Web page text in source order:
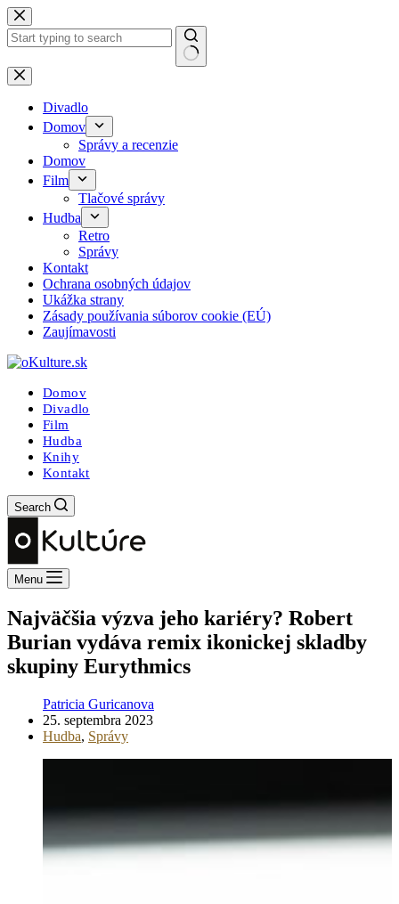
Skip
to
content
No
results
Divadlo
Domov
Správy a recenzie
Domov
Film
Tlačové správy
Hudba
Retro
Správy
Kontakt
Ochrana osobných údajov
Ukážka strany
Zásady používania súborov cookie (EÚ)
Zaujímavosti
Domov
Divadlo
Film
Hudba
Knihy
Kontakt
Search
Menu
Najväčšia výzva jeho kariéry? Robert
Burian vydáva remix ikonickej skladby
skupiny Eurythmics
Patricia Guricanova
25. septembra 2023
Hudba, Správy